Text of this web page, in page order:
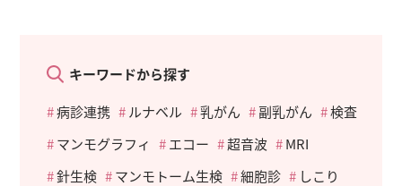
キーワードから探す
病診連携
ルナベル 乳がん 副乳がん
検査
マンモグラフィ
エコー 超音波
MRI
針生検
マンモトーム生検 細胞診
しこり